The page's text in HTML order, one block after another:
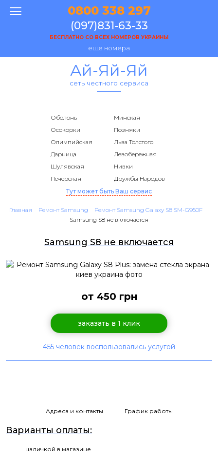
0800 338 297
(097)831-63-33
БЕСПЛАТНО СО ВСЕХ НОМЕРОВ УКРАИНЫ
еще номера
Ай-Яй-Яй
сеть честного сервиса
Оболонь
Минская
Осокорки
Позняки
Олимпийская
Льва Толстого
Дарница
Левобережная
Шулявская
Нивки
Печерская
Дружбы Народов
Тут может быть Ваш сервис
Главная Ремонт Samsung
Ремонт Samsung Galaxy S8 SM-G950F
Samsung S8 не включается
Samsung S8 не включается
от 450 грн
заказать в 1 клик
455 человек воспользовались услугой
Адреса и контакты График работы
Варианты оплаты:
наличкой в магазине